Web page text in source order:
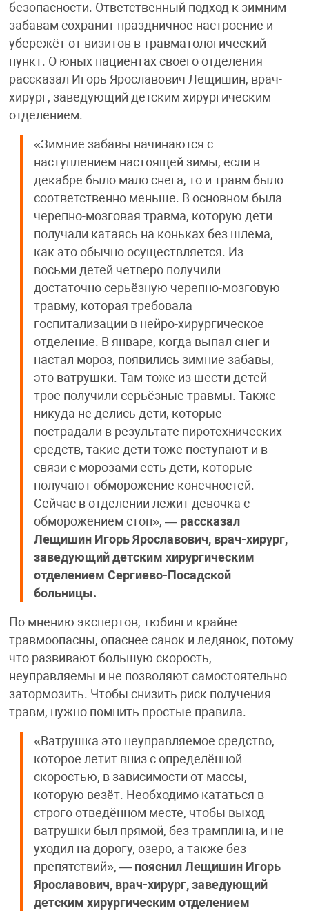
безопасности. Ответственный подход к зимним
забавам сохранит праздничное настроение и
убережёт от визитов в травматологический
пункт. О юных пациентах своего отделения
рассказал Игорь Ярославович Лещишин, врач-
хирург, заведующий детским хирургическим
отделением.
«Зимние забавы начинаются с
наступлением настоящей зимы, если в
декабре было мало снега, то и травм было
соответственно меньше. В основном была
черепно-мозговая травма, которую дети
получали катаясь на коньках без шлема,
как это обычно осуществляется. Из
восьми детей четверо получили
достаточно серьёзную черепно-мозговую
травму, которая требовала
госпитализации в нейро-хирургическое
отделение. В январе, когда выпал снег и
настал мороз, появились зимние забавы,
это ватрушки. Там тоже из шести детей
трое получили серьёзные травмы. Также
никуда не делись дети, которые
пострадали в результате пиротехнических
средств, такие дети тоже поступают и в
связи с морозами есть дети, которые
получают обморожение конечностей.
Сейчас в отделении лежит девочка с
обморожением стоп», —рассказал
Лещишин Игорь Ярославович, врач-хирург,
заведующий детским хирургическим
отделением Сергиево-Посадской
больницы.
По мнению экспертов, тюбинги крайне
травмоопасны, опаснее санок и ледянок, потому
что развивают большую скорость,
неуправляемы и не позволяют самостоятельно
затормозить. Чтобы снизить риск получения
травм, нужно помнить простые правила.
«Ватрушка это неуправляемое средство,
которое летит вниз с определённой
скоростью, в зависимости от массы,
которую везёт. Необходимо кататься в
строго отведённом месте, чтобы выход
ватрушки был прямой, без трамплина, и не
уходил на дорогу, озеро, а также без
препятствий», — пояснил Лещишин Игорь
Ярославович, врач-хирург, заведующий
детским хирургическим отделением